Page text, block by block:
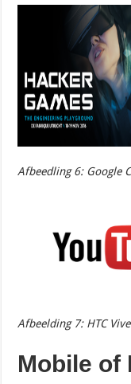
Afbeedling 6: Google
Afbeelding 7: HTC Vive
Mobile of